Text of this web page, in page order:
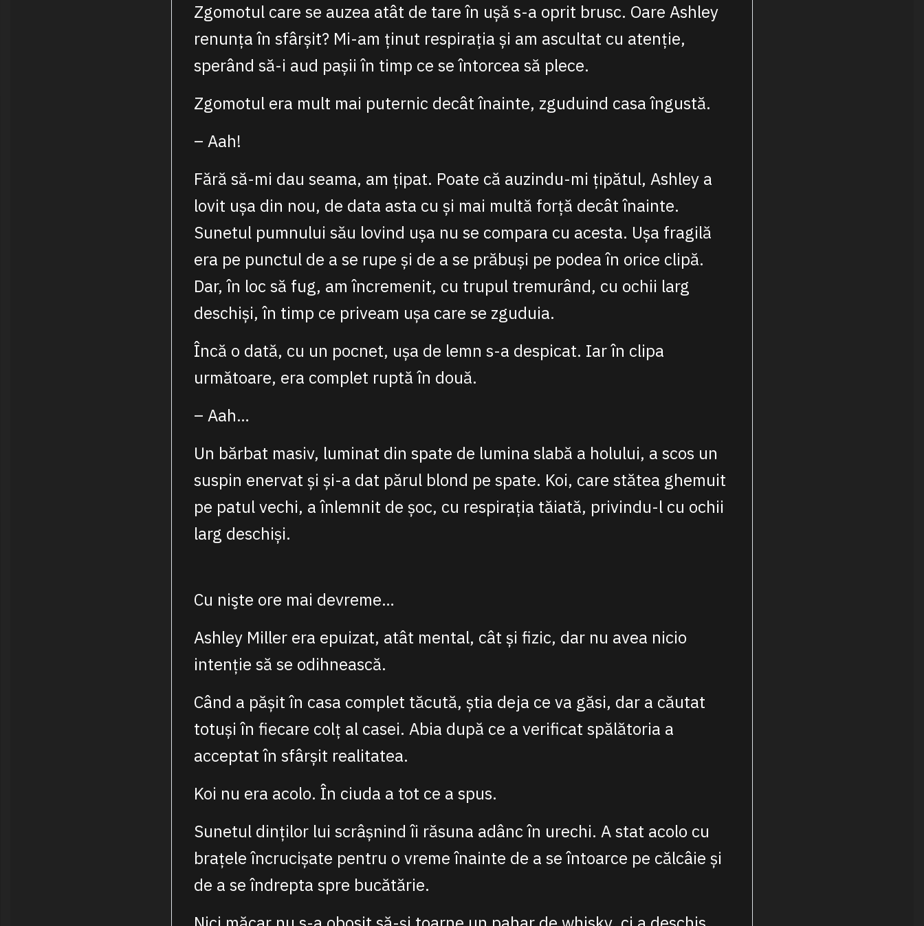
Zgomotul care se auzea atât de tare în ușă s-a oprit brusc. Oare Ashley
renunța în sfârșit? Mi-am ținut respirația și am ascultat cu atenție,
sperând să-i aud pașii în timp ce se întorcea să plece.
Zgomotul era mult mai puternic decât înainte, zguduind casa îngustă.
– Aah!
Fără să-mi dau seama, am țipat. Poate că auzindu-mi țipătul, Ashley a
lovit ușa din nou, de data asta cu și mai multă forță decât înainte.
Sunetul pumnului său lovind ușa nu se compara cu acesta. Ușa fragilă
era pe punctul de a se rupe și de a se prăbuși pe podea în orice clipă.
Dar, în loc să fug, am încremenit, cu trupul tremurând, cu ochii larg
deschiși, în timp ce priveam ușa care se zguduia.
Încă o dată, cu un pocnet, ușa de lemn s-a despicat. Iar în clipa
următoare, era complet ruptă în două.
– Aah…
Un bărbat masiv, luminat din spate de lumina slabă a holului, a scos un
suspin enervat și și-a dat părul blond pe spate. Koi, care stătea ghemuit
pe patul vechi, a înlemnit de șoc, cu respirația tăiată, privindu-l cu ochii
larg deschiși.
Cu nişte ore mai devreme…
Ashley Miller era epuizat, atât mental, cât și fizic, dar nu avea nicio
intenție să se odihnească.
Când a pășit în casa complet tăcută, știa deja ce va găsi, dar a căutat
totuși în fiecare colț al casei. Abia după ce a verificat spălătoria a
acceptat în sfârșit realitatea.
Koi nu era acolo. În ciuda a tot ce a spus.
Sunetul dinților lui scrâșnind îi răsuna adânc în urechi. A stat acolo cu
brațele încrucișate pentru o vreme înainte de a se întoarce pe călcâie și
de a se îndrepta spre bucătărie.